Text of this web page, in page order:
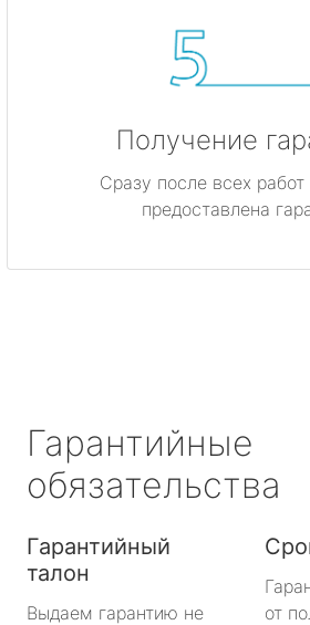
Получение
Сразу после всех
предоставлена
Гарантийные
обязательства
Гарантийный
талон
Выдаем гарантию не
от